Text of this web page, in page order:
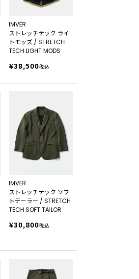
IMVER
ストレッチテック ライ
トモッズ / STRETCH
TECH LIGHT MODS
¥38,500税込
IMVER
ストレッチテック ソフ
トテーラー / STRETCH
TECH SOFT TAILOR
¥30,800税込